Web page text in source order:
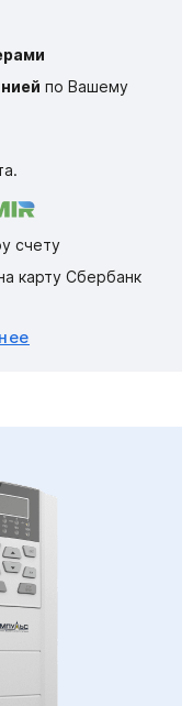
по Вашему
счету
карту Сбербанк